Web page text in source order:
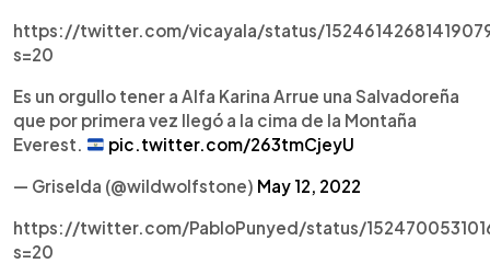
https://twitter.com/vicayala/status/
s=20
Es un orgullo tener a Alfa Karina Arrue una Salvadoreña
que por primera vez llegó a la cima de la Montaña
Everest.
pic.twitter.com/263tmCjeyU
— Griselda (@wildwolfstone) May 12, 2022
https://twitter.com/PabloPunyed/status/
s=20